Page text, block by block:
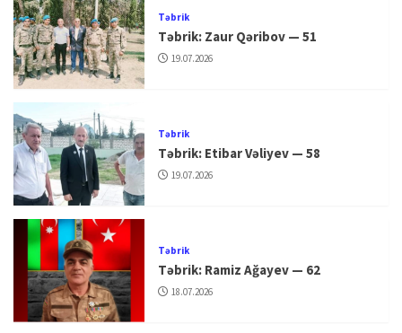
Təbrik
Təbrik: Zaur Qəribov — 51
19.07.2026
Təbrik
Təbrik: Etibar Vəliyev — 58
19.07.2026
Təbrik
Təbrik: Ramiz Ağayev — 62
18.07.2026